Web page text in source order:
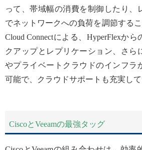
って、帯域幅の消費を制御したり、
でネットワークへの負荷を調節する
Cloud Connectによる、HyperFlexか
クアップとレプリケーション、さら
やプライベートクラウドのインフラ
可能で、クラウドサポートも充実して
CiscoとVeeamの最強タッグ